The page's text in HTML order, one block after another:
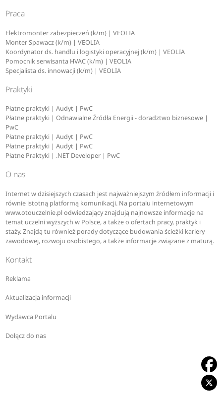
Praca
Elektromonter zabezpieczeń (k/m) | VEOLIA
Monter Spawacz (k/m) | VEOLIA
Koordynator ds. handlu i logistyki operacyjnej (k/m) | VEOLIA
Pomocnik serwisanta HVAC (k/m) | VEOLIA
Specjalista ds. innowacji (k/m) | VEOLIA
Praktyki
Płatne praktyki | Audyt | PwC
Płatne praktyki | Odnawialne Źródła Energii - doradztwo biznesowe |
PwC
Płatne praktyki | Audyt | PwC
Płatne praktyki | Audyt | PwC
Płatne Praktyki | .NET Developer | PwC
O nas
Internet w dzisiejszych czasach jest najważniejszym źródłem informacji i
równie istotną platformą komunikacji. Na portalu internetowym
www.otouczelnie.pl odwiedzający znajdują najnowsze informacje na
temat uczelni wyższych w Polsce, a także o ofertach pracy, praktyk i
staży. Znajdą tu również porady dotyczące budowania ścieżki kariery
zawodowej, rozwoju osobistego, a także informacje związane z maturą.
Kontakt
Reklama
Aktualizacja informacji
Wydawca Portalu
Dołącz do nas